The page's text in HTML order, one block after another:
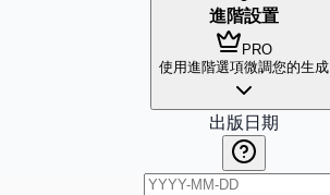
進階設置
PRO
使用進階選項微調您的生成
出版日期